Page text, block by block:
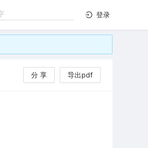
登录
分 享 导出pdf